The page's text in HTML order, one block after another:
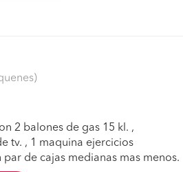
2 balones de gas 15 kl. ,
tv. , 1 maquina ejercicios
de cajas medianas mas menos.